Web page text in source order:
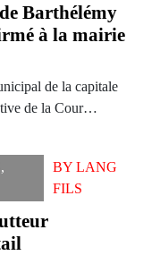
Barthélémy
à la mairie
de la capitale
de la Cour…
,
BYLANG
FILS